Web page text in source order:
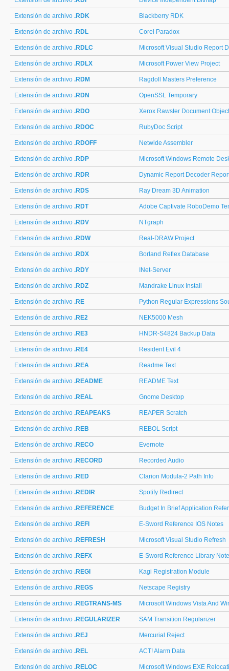
Extensión de archivo .RDK Blackberry RDK
Extensión de archivo .RDL Corel Paradox
Extensión de archivo .RDLC Microsoft Visual Studio Report
Extensión de archivo .RDLX Microsoft Power View Project
Extensión de archivo .RDM Ragdoll Masters Preference
Extensión de archivo .RDN OpenSSL Temporary
Extensión de archivo .RDO Xerox Rawster Document Object
Extensión de archivo .RDOC RubyDoc Script
Extensión de archivo .RDOFF Netwide Assembler
Extensión de archivo .RDP Microsoft Windows Remote
Extensión de archivo .RDR Dynamic Report Decoder
Extensión de archivo .RDS Ray Dream 3D Animation
Extensión de archivo .RDT Adobe Captivate RoboDemo
Extensión de archivo .RDV NTgraph
Extensión de archivo .RDW Real-DRAW Project
Extensión de archivo .RDX Borland Reflex Database
Extensión de archivo .RDY INet-Server
Extensión de archivo .RDZ Mandrake Linux Install
Extensión de archivo .RE Python Regular Expressions
Extensión de archivo .RE2 NEK5000 Mesh
Extensión de archivo .RE3 HNDR-S4824 Backup Data
Extensión de archivo .RE4 Resident Evil 4
Extensión de archivo .REA Readme Text
Extensión de archivo .README README Text
Extensión de archivo .REAL Gnome Desktop
Extensión de archivo .REAPEAKS REAPER Scratch
Extensión de archivo .REB REBOL Script
Extensión de archivo .RECO Evernote
Extensión de archivo .RECORD Recorded Audio
Extensión de archivo .RED Clarion Modula-2 Path Info
Extensión de archivo .REDIR Spotify Redirect
Extensión de archivo .REFERENCE Budget In Brief Application
Extensión de archivo .REFI E-Sword Reference IOS Notes
Extensión de archivo .REFRESH Microsoft Visual Studio Refresh
Extensión de archivo .REFX E-Sword Reference Library Note
Extensión de archivo .REGI Kagi Registration Module
Extensión de archivo .REGS Netscape Registry
Extensión de archivo .REGTRANS-MS Microsoft Windows Vista And
Extensión de archivo .REGULARIZER SAM Transition Regularizer
Extensión de archivo .REJ Mercurial Reject
Extensión de archivo .REL ACT! Alarm Data
Extensión de archivo .RELOC Microsoft Windows EXE